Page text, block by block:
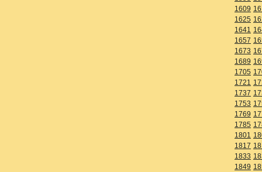
1609
1625
1641
1657
1673
1689
1705
1721
1737
1753
1769
1785
1801
1817
1833
1849